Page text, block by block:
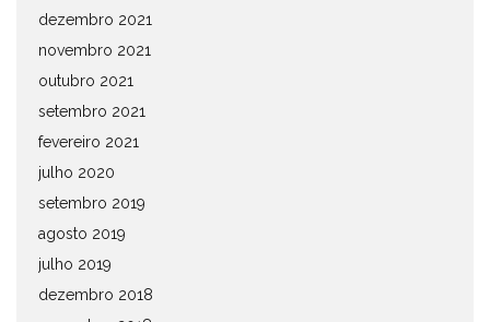
dezembro 2021
novembro 2021
outubro 2021
setembro 2021
fevereiro 2021
julho 2020
setembro 2019
agosto 2019
julho 2019
dezembro 2018